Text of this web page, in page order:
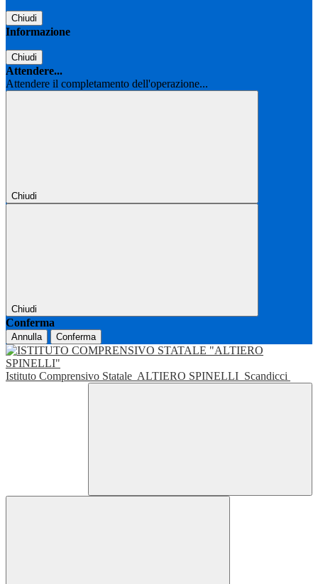
Chiudi
Informazione
Chiudi
Attendere...
Attendere il completamento dell'operazione...
Chiudi
Chiudi
Conferma
Annulla Conferma
Istituto Comprensivo Statale ALTIERO SPINELLI Scandicci